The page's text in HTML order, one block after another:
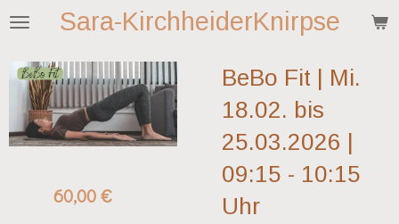
Zum
springen
Sara-KirchheiderKnirpse
BeBo Fit | Mi.
18.02. bis
25.03.2026 |
09:15 - 10:15
Uhr
60,00 €